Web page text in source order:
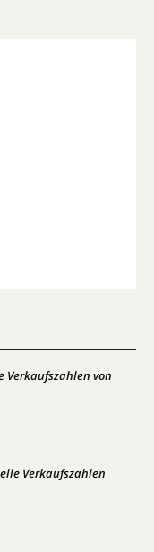
Verkaufszahlen von
Verkaufszahlen